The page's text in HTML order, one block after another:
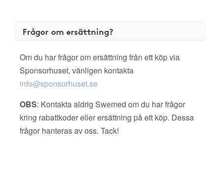
Frågor om ersättning?
Om du har frågor om ersättning från ett köp via
Sponsorhuset, vänligen kontakta
info@sponsorhuset.se
OBS: Kontakta aldrig Swemed om du har frågor
kring rabattkoder eller ersättning på ett köp. Dessa
frågor hanteras av oss. Tack!